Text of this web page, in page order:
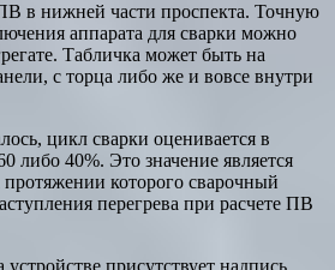
в нижней части проспекта. Точную
аппарата для сварки можно
Табличка может быть на
с торца либо же и вовсе внутри
цикл сварки оценивается в
либо 40%. Это значение является
которого сварочный
перегрева при расчете ПВ